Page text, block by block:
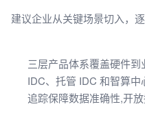
建议企业从关键场景切入，
三层产品体系覆盖硬件
IDC、托管 IDC 和智算
追踪保障数据准确性,开